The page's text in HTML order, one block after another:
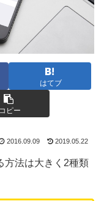
はてブ
コピー
2016.09.09 2019.05.22
方法は大きく2種類